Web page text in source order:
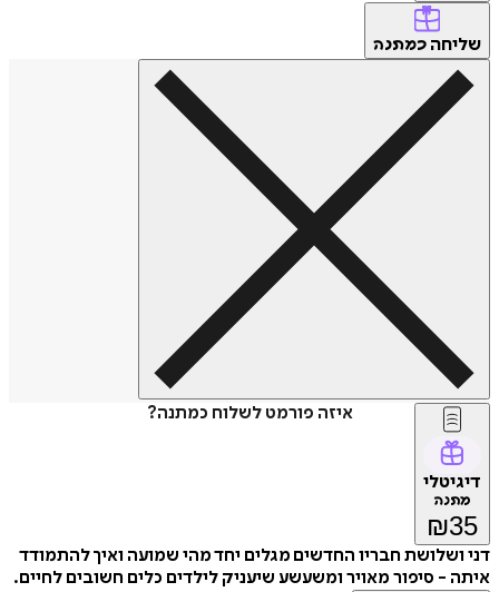
שליחה כמתנה
איזה פורמט לשלוח כמתנה?
דיגיטלי
מתנה
₪35
דני ושלושת חבריו החדשים מגלים יחד מהי שמועה ואיך להתמודד
איתה - סיפור מאויר ומשעשע שיעניק לילדים כלים חשובים לחיים.